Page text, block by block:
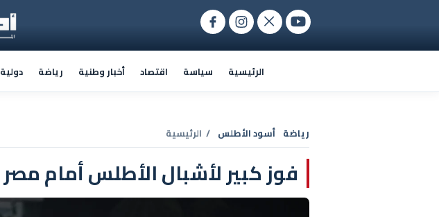
الرئيسية سياسة اقتصاد أخبار وطنية رياضة دولية
رياضة أسود الأطلس / الرئيسية
فوز كبير لأشبال الأطلس أمام مصر